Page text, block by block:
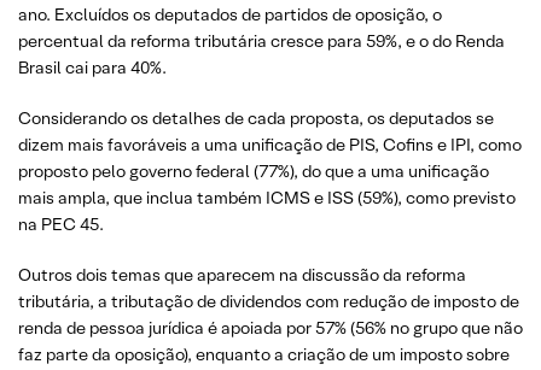
ano. Excluídos os deputados de partidos de oposição, o
percentual da reforma tributária cresce para 59%, e o do Renda
Brasil cai para 40%.
Considerando os detalhes de cada proposta, os deputados se
dizem mais favoráveis a uma unificação de PIS, Cofins e IPI, como
proposto pelo governo federal (77%), do que a uma unificação
mais ampla, que inclua também ICMS e ISS (59%), como previsto
na PEC 45.
Outros dois temas que aparecem na discussão da reforma
tributária, a tributação de dividendos com redução de imposto de
renda de pessoa jurídica é apoiada por 57% (56% no grupo que não
faz parte da oposição), enquanto a criação de um imposto sobre